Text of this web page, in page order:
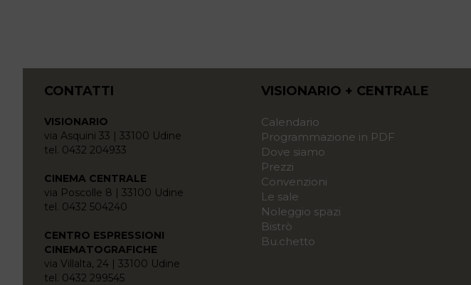
CONTATTI
VISIONARIO
via Asquini 33 | 33100 Udine
tel. 0432 204933
CINEMA CENTRALE
via Poscolle 8 | 33100 Udine
tel. 0432 504240
CENTRO ESPRESSIONI
CINEMATOGRAFICHE
via Villalta, 24 | 33100 Udine
tel. 0432 299545
VISIONARIO + CENTRALE
Calendario
Programmazione in PDF
Dove siamo
Prezzi
Convenzioni
Le sale
Noleggio spazi
Bistrò
Bu.chetto